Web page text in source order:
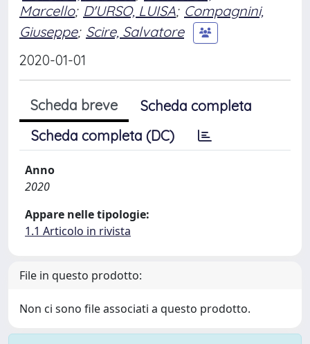
Marcello; D'URSO, LUISA; Compagnini,
Giuseppe; Scire, Salvatore
2020-01-01
Scheda breve
Scheda completa
Scheda completa (DC)
Anno
2020
Appare nelle tipologie:
1.1 Articolo in rivista
File in questo prodotto:
Non ci sono file associati a questo prodotto.